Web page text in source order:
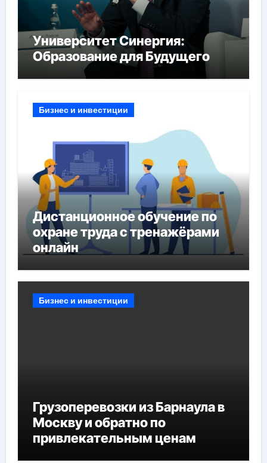
Университет Синергия:
Образование для Будущего
Бизнес и инвестиции
Дистанционное обучение по
охране труда с тренажёрами
онлайн
Бизнес и инвестиции
Грузоперевозки из Барнаула в
Москву и обратно по
привлекательным ценам